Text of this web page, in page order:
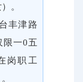
。
丰津路
限一0五
岗职工